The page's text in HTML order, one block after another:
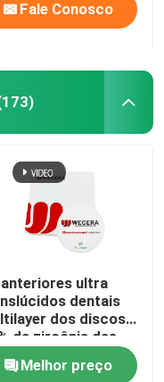
Fale Conosco
ultra
dentais
dos discos
da zircônia das
Melhor preço